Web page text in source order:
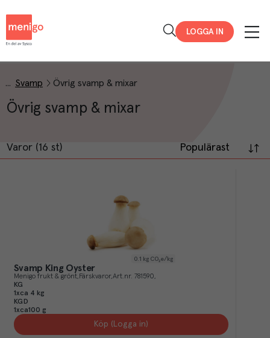
LOGGA IN
Svamp Övrig svamp & mixar
Övrig svamp & mixar
Varor (16 st) Populärast
0.1 kg CO₂e/kg
Svamp King Oyster
Menigo frukt & grönt Färskvaror Art.nr. 781590
KG
1xca 4 kg
KGD
1xca100 g
Köp (Logga in)